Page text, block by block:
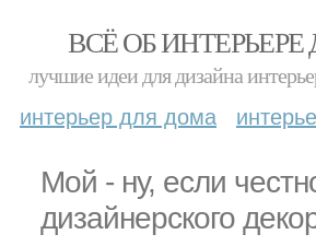
ВСЁ ОБ
лучшие идеи для дизайна
интерьер для дома
Мой - ну, если
дизайнерского